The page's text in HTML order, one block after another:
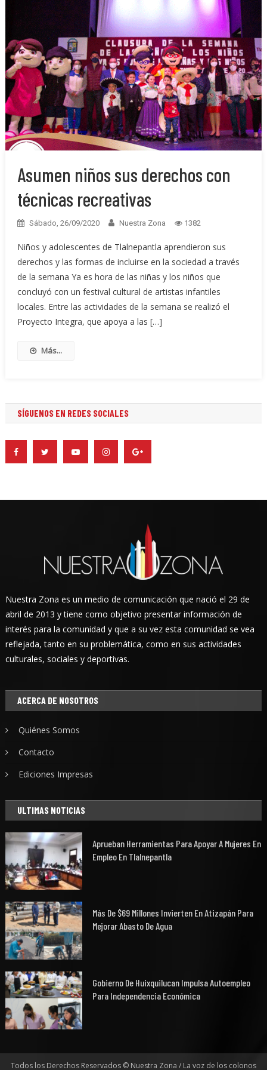
Asumen niños sus derechos con
técnicas recreativas
Sábado, 26/09/2020 Nuestra Zona 1382
Niños y adolescentes de Tlalnepantla aprendieron sus
derechos y las formas de incluirse en la sociedad a través
de la semana Ya es hora de las niñas y los niños que
concluyó con un festival cultural de artistas infantiles
locales. Entre las actividades de la semana se realizó el
Proyecto Integra, que apoya a las […]
Más...
SÍGUENOS EN REDES SOCIALES
Nuestra Zona es un medio de comunicación que nació el 29 de
abril de 2013 y tiene como objetivo presentar información de
interés para la comunidad y que a su vez esta comunidad se vea
reflejada, tanto en su problemática, como en sus actividades
culturales, sociales y deportivas.
ACERCA DE NOSOTROS
Quiénes Somos
Contacto
Ediciones Impresas
ULTIMAS NOTICIAS
Aprueban Herramientas Para Apoyar A Mujeres En
Empleo En Tlalnepantla
Más De $69 Millones Invierten En Atizapán Para
Mejorar Abasto De Agua
Gobierno De Huixquilucan Impulsa Autoempleo
Para Independencia Económica
Todos los Derechos Reservados © Nuestra Zona / La voz de los colonos